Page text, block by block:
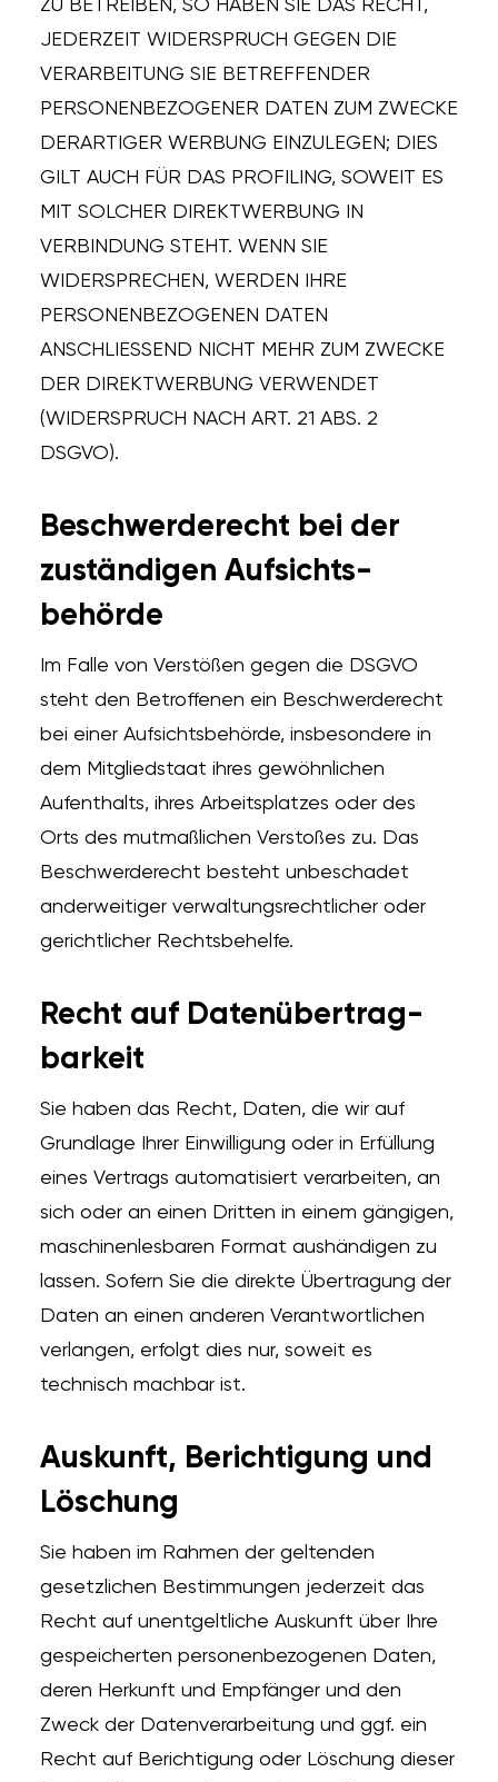
ZU BETREIBEN, SO HABEN SIE DAS RECHT,
JEDERZEIT WIDERSPRUCH GEGEN DIE
VERARBEITUNG SIE BETREFFENDER
PERSONENBEZOGENER DATEN ZUM ZWECKE
DERARTIGER WERBUNG EINZULEGEN; DIES
GILT AUCH FÜR DAS PROFILING, SOWEIT ES
MIT SOLCHER DIREKTWERBUNG IN
VERBINDUNG STEHT. WENN SIE
WIDERSPRECHEN, WERDEN IHRE
PERSONENBEZOGENEN DATEN
ANSCHLIESSEND NICHT MEHR ZUM ZWECKE
DER DIREKTWERBUNG VERWENDET
(WIDERSPRUCH NACH ART. 21 ABS. 2
DSGVO).
Beschwerde­recht bei der
zuständigen Aufsichts­
behörde
Im Falle von Verstößen gegen die DSGVO
steht den Betroffenen ein Beschwerderecht
bei einer Aufsichtsbehörde, insbesondere in
dem Mitgliedstaat ihres gewöhnlichen
Aufenthalts, ihres Arbeitsplatzes oder des
Orts des mutmaßlichen Verstoßes zu. Das
Beschwerderecht besteht unbeschadet
anderweitiger verwaltungsrechtlicher oder
gerichtlicher Rechtsbehelfe.
Recht auf Daten­übertrag­
barkeit
Sie haben das Recht, Daten, die wir auf
Grundlage Ihrer Einwilligung oder in Erfüllung
eines Vertrags automatisiert verarbeiten, an
sich oder an einen Dritten in einem gängigen,
maschinenlesbaren Format aushändigen zu
lassen. Sofern Sie die direkte Übertragung der
Daten an einen anderen Verantwortlichen
verlangen, erfolgt dies nur, soweit es
technisch machbar ist.
Auskunft, Berichtigung und
Löschung
Sie haben im Rahmen der geltenden
gesetzlichen Bestimmungen jederzeit das
Recht auf unentgeltliche Auskunft über Ihre
gespeicherten personenbezogenen Daten,
deren Herkunft und Empfänger und den
Zweck der Datenverarbeitung und ggf. ein
Recht auf Berichtigung oder Löschung dieser